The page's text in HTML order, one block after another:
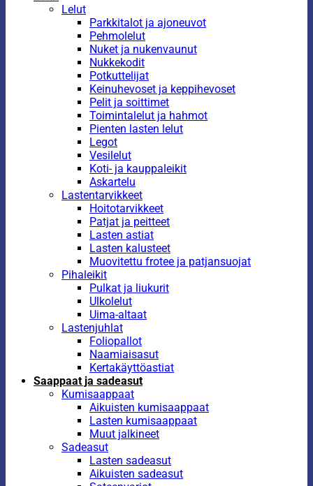
Lelut
Parkkitalot ja ajoneuvot
Pehmolelut
Nuket ja nukenvaunut
Nukkekodit
Potkuttelijat
Keinuhevoset ja keppihevoset
Pelit ja soittimet
Toimintalelut ja hahmot
Pienten lasten lelut
Legot
Vesilelut
Koti- ja kauppaleikit
Askartelu
Lastentarvikkeet
Hoitotarvikkeet
Patjat ja peitteet
Lasten astiat
Lasten kalusteet
Muovitettu frotee ja patjansuojat
Pihaleikit
Pulkat ja liukurit
Ulkolelut
Uima-altaat
Lastenjuhlat
Foliopallot
Naamiaisasut
Kertakäyttöastiat
Saappaat ja sadeasut
Kumisaappaat
Aikuisten kumisaappaat
Lasten kumisaappaat
Muut jalkineet
Sadeasut
Lasten sadeasut
Aikuisten sadeasut